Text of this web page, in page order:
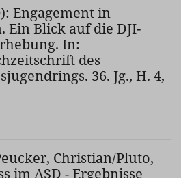
Engagement in
Ein Blick auf die DJI-
In:
des
36. Jg., H. 4,
Christian/Pluto,
im ASD - Ergebnisse